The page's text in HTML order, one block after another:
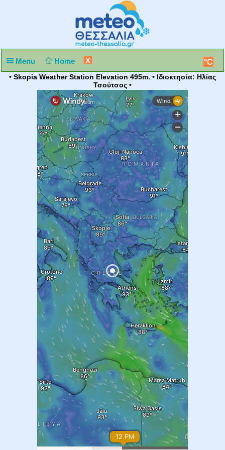
Menu Home X °C
• Skopia Weather Station Elevation 495m. • Ιδιοκτησία: Ηλίας
Τσούτσος •